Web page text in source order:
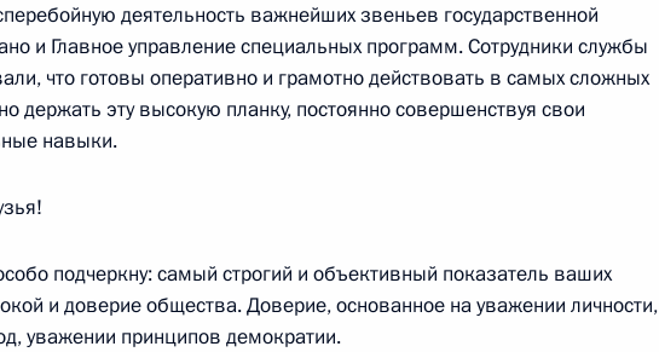
года, пятница
журналистами
23:59 Сочи, Бочаров Ручей
Армении Робертом Кочаряном
18:00 Сочи, Бочаров Ручей
деятельность важнейших звеньев государственной
и Главное управление специальных программ. Сотрудники службы
что готовы оперативно и грамотно действовать в самых сложных
держать эту высокую планку, постоянно совершенствуя свои
навыки.
подчеркну: самый строгий и объективный показатель ваших
и доверие общества. Доверие, основанное на уважении личности,
уважении принципов демократии.